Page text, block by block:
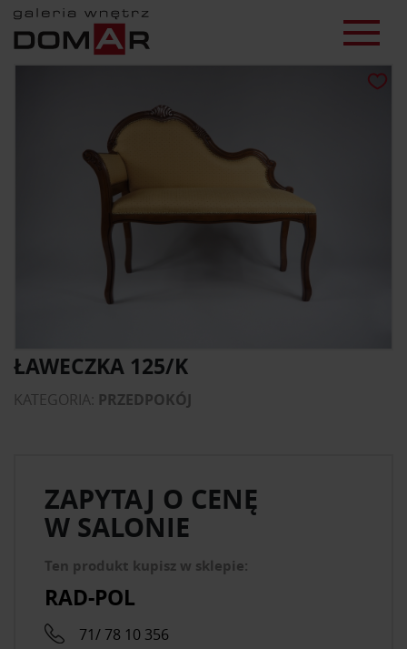
ŁAWECZKA 125/K
KATEGORIA: PRZEDPOKÓJ
ZAPYTAJ O CENĘ
W SALONIE
Ten produkt kupisz w sklepie:
RAD-POL
71/ 78 10 356